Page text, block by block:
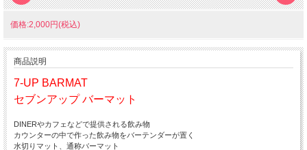
価格:2,000円(税込)
商品説明
7-UP BARMAT
セブンアップ バーマット
DINERやカフェなどで提供される飲み物
カウンターの中で作った飲み物をバーテンダーが置く
水切りマット、通称バーマット